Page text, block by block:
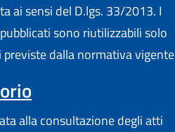
ai sensi del D.lgs. 33/2013. I
sono riutilizzabili solo
dalla normativa vigente
alla consultazione degli atti